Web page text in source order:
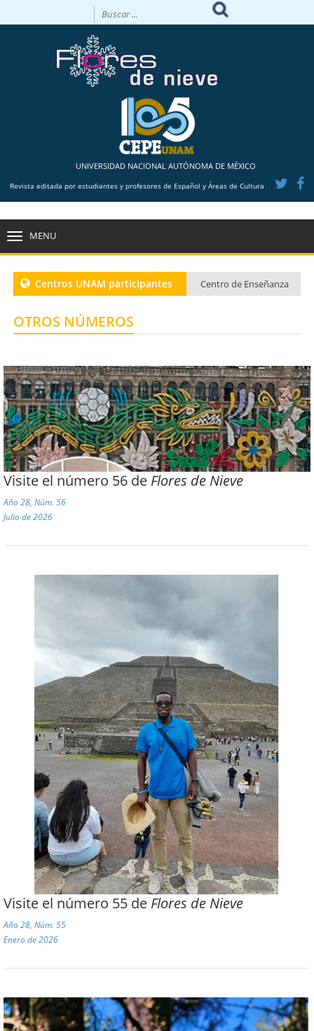
UNIVERSIDAD NACIONAL AUTÓNOMA DE MÉXICO
Revista editada por estudiantes y profesores de Español y Áreas de Cultura
MENU
Centros UNAM participantes
Centro de Enseñanza
Centro de Enseñanza para Extranjeros, Taxco
Centro de Enseñanza para Extranjeros, Polanco
OTROS NÚMEROS
Visite el número 56 de Flores de Nieve
Año 28, Núm. 56
Julio de 2026
Visite el número 55 de Flores de Nieve
Año 28, Núm. 55
Enero de 2026